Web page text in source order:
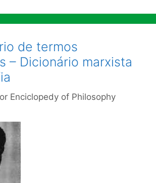
de termos
– Dicionário marxista
Enciclopedy of Philosophy